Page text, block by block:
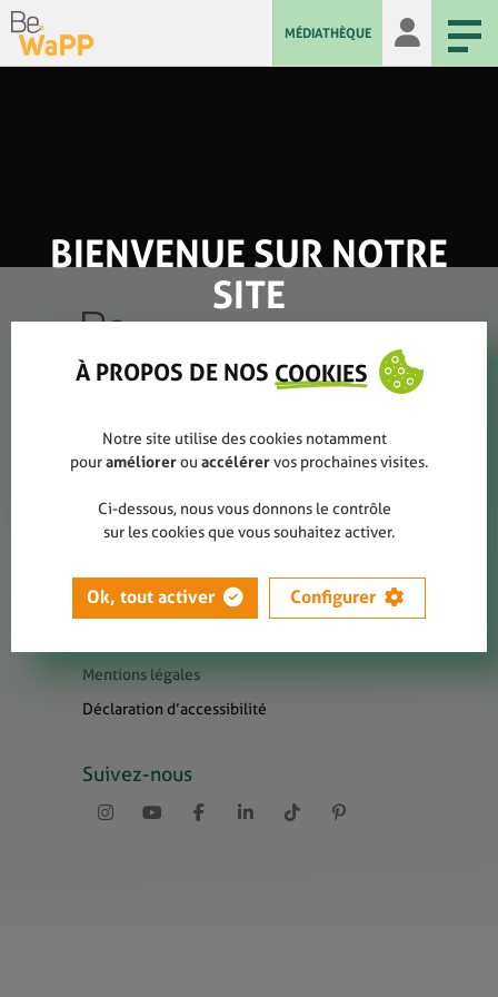
MÉDIATHÈQUE
Qui sommes-nous ?
Rapports annuels
Contact
Presse
Liens utiles
Mentions légales
Déclaration d’accessibilité
Suivez-nous
BIENVENUE SUR NOTRE
SITE
À PROPOS DE NOS COOKIES
Notre site utilise des cookies notamment
pouraméliorerou accélérervos prochaines visites.
Ci-dessous, nous vous donnons le contrôle
sur les cookies que vous souhaitez activer.
Ok, tout activer Configurer